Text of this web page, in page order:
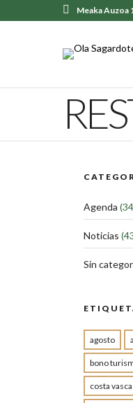
Meaka Auzoa
Agenda
Noticias
Sin
agosto
bono
costa vasca